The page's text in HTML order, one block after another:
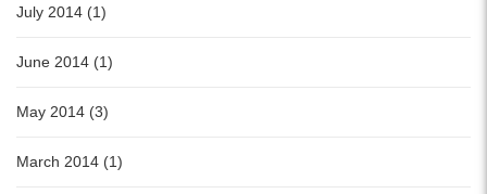
July 2014 (1)
June 2014 (1)
May 2014 (3)
March 2014 (1)